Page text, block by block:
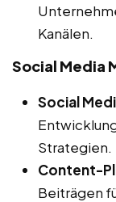
Kanälen.
Social Media
Social
Strategien.
Content-
Beiträgen